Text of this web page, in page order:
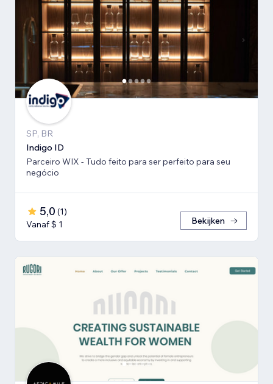
SP, BR
Indigo ID
Parceiro WIX - Tudo feito para ser perfeito para seu
negócio
5,0 (1)
Vanaf $ 1
Bekijken